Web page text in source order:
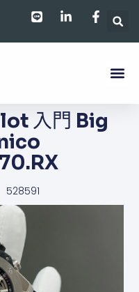
入門​​​ Big
528591